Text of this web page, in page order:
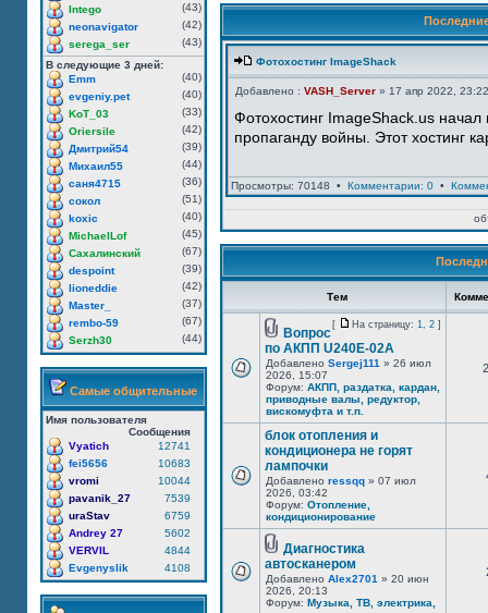
Intego
(43)
neonavigator
(42)
serega_ser
(43)
В следующие 3 дней:
Emm
(40)
evgeniy.pet
(40)
KoT_03
(33)
Oriersile
(42)
Дмитрий54
(39)
Михаил55
(44)
саня4715
(36)
сокол
(51)
koxic
(40)
MichaelLof
(45)
Сахалинский
(67)
despoint
(39)
lioneddie
(42)
Master_
(37)
rembo-59
(67)
Serzh30
(44)
Самые общительные
Имя пользователя
Сообщения
Vyatich
12741
fei5656
10683
vromi
10044
pavanik_27
7539
uraStav
6759
Andrey 27
5602
VERVIL
4844
Evgenyslik
4108
Фотохостинг ImageShack
Добавлено : VASH_Server » 17 апр 2022, 23:22
Фотохостинг ImageShack.us
пропаганду войны. Этот хостинг
Просмотры: 70148 • Комментарии: 0 •
Тем
[ На страницу: 1, 2 ]
Вопрос
по АКПП U240E-02A
Добавлено Sergej111 » 26 июл
2026, 15:07
Форум: АКПП, раздатка, кардан,
приводные валы, редуктор,
вискомуфта и т.п.
блок отопления и
кондиционера не горят
лампочки
Добавлено ressqq » 07 июл
2026, 03:42
Форум: Отопление,
кондиционирование
Диагностика
автосканером
Добавлено Alex2701 » 20 июн
2026, 20:13
Форум: Музыка, ТВ, электрика,